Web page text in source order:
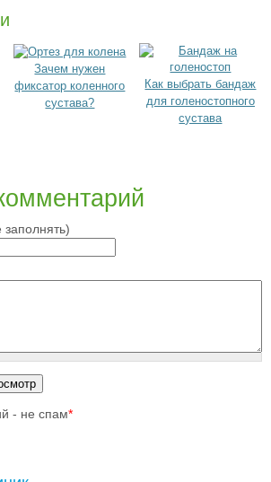
Зачем нужен
фиксатор коленного
сустава?
Как выбрать бандаж
для голеностопного
сустава
- не спам*